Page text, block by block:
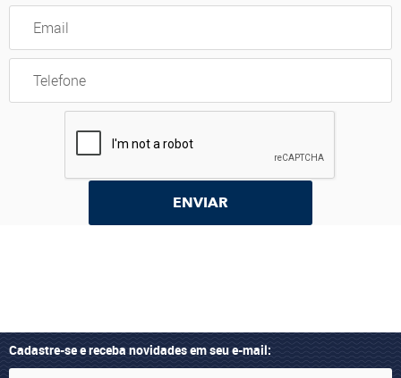
ENVIAR
Cadastre-se e receba novidades em seu e-mail: